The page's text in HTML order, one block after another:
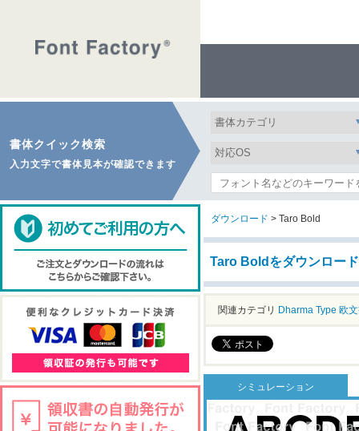
書体クイック検索
入力文字で書体見本が確認できます
ダウンロード > Taro Bold
Taro Boldをダウンロード
関連カテゴリ Dharma Type 欧
シミュレーション